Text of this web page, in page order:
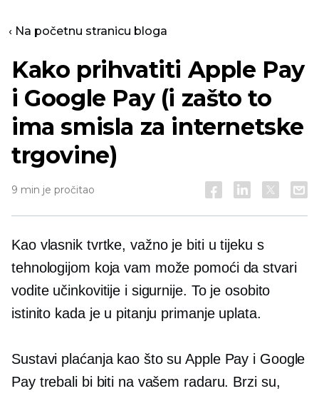
‹ Na početnu stranicu bloga
Kako prihvatiti Apple Pay
i Google Pay (i zašto to
ima smisla za internetske
trgovine)
9 min je pročitao
Kao vlasnik tvrtke, važno je biti u tijeku s
tehnologijom koja vam može pomoći da stvari
vodite učinkovitije i sigurnije. To je osobito
istinito kada je u pitanju primanje uplata.
Sustavi plaćanja kao što su Apple Pay i Google
Pay trebali bi biti na vašem radaru. Brzi su,